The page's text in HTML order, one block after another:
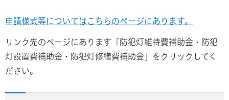
申請様式等についてはこちらのページにあります。
リンク先のページにあります「防犯灯維持費補助金・防犯
灯設置費補助金・防犯灯修繕費補助金」をクリックしてく
ださい。